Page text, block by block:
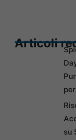
Articoli
su